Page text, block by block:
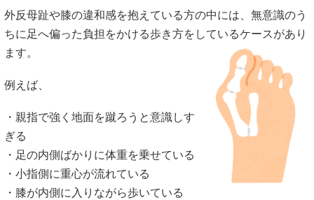
外反母趾や膝の違和感を抱えている方の中には、無意識のう
ちに足へ偏った負担をかける歩き方をしているケースがあり
ます。
例えば、
・親指で強く地面を蹴ろうと意識しす
ぎる
・足の内側ばかりに体重を乗せている
・小指側に重心が流れている
・膝が内側に入りながら歩いている